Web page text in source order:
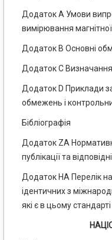
Додаток А Умови
вимірювання магнітної
Додаток В Основні
Додаток С Визначання
Додаток D Приклади
обмежень і
Бібліографія
Додаток ZA
публікації та
Додаток НА Перелік
ідентичних з
які є в цьому стандарті